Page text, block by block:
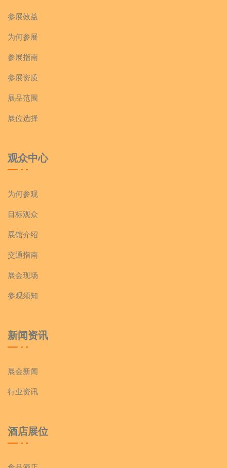
参展效益
为何参展
参展指南
参展资质
展品范围
展位选择
观众中心
为何参观
目标观众
展馆介绍
交通指南
展会现场
参观须知
新闻资讯
展会新闻
行业资讯
酒店展位